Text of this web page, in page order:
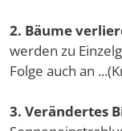
2. Bäume
werden zu
Folge auch an
3. Verändertes